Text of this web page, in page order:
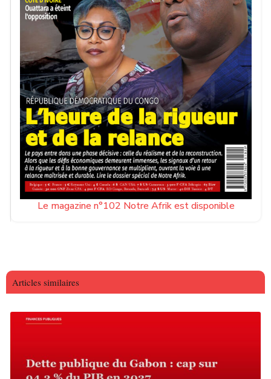
Le magazine n°102 Notre Afrik est disponible
Articles similaires